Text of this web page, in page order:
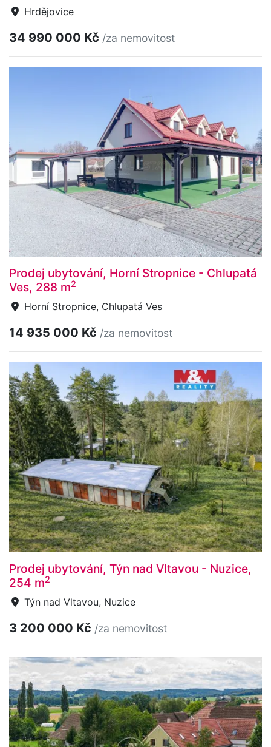
Hrdějovice
34 990 000 Kč /za nemovitost
Prodej ubytování, Horní Stropnice - Chlupatá
Ves, 288 m2
Horní Stropnice, Chlupatá Ves
14 935 000 Kč /za nemovitost
Prodej ubytování, Týn nad Vltavou - Nuzice,
254 m2
Týn nad Vltavou, Nuzice
3 200 000 Kč /za nemovitost